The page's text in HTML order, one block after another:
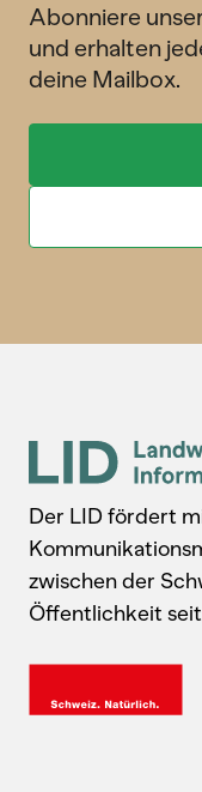
Abonniere
und erhalten
deine Mailbox.
Der LID fördert
zwischen der
Öffentlichkeit